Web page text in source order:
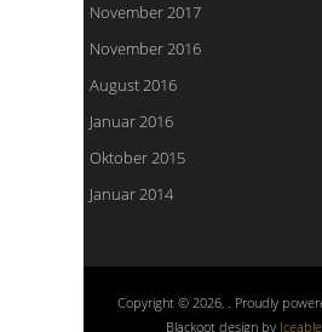
November 2017
November 2016
August 2016
Januar 2016
Oktober 2015
Januar 2014
Copyright © 2026, . Proudly
Blackoot design by